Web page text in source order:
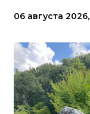
06 августа 2026,